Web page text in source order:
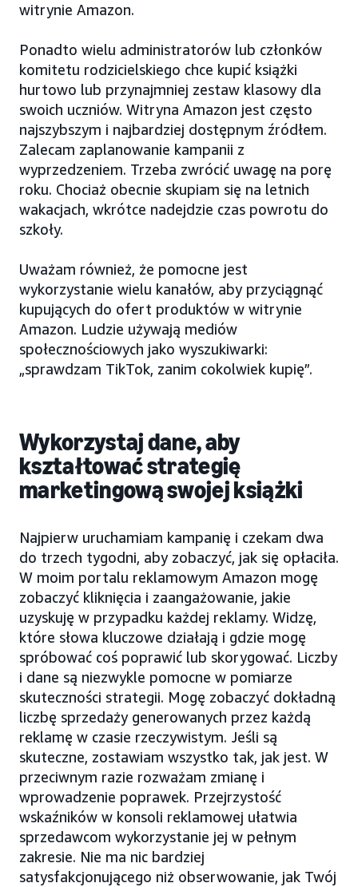
witrynie Amazon.
Ponadto wielu administratorów lub członków
komitetu rodzicielskiego chce kupić książki
hurtowo lub przynajmniej zestaw klasowy dla
swoich uczniów. Witryna Amazon jest często
najszybszym i najbardziej dostępnym źródłem.
Zalecam zaplanowanie kampanii z
wyprzedzeniem. Trzeba zwrócić uwagę na porę
roku. Chociaż obecnie skupiam się na letnich
wakacjach, wkrótce nadejdzie czas powrotu do
szkoły.
Uważam również, że pomocne jest
wykorzystanie wielu kanałów, aby przyciągnąć
kupujących do ofert produktów w witrynie
Amazon. Ludzie używają mediów
społecznościowych jako wyszukiwarki:
„sprawdzam TikTok, zanim cokolwiek kupię”.
Wykorzystaj dane, aby
kształtować strategię
marketingową swojej książki
Najpierw uruchamiam kampanię i czekam dwa
do trzech tygodni, aby zobaczyć, jak się opłaciła.
W moim portalu reklamowym Amazon mogę
zobaczyć kliknięcia i zaangażowanie, jakie
uzyskuję w przypadku każdej reklamy. Widzę,
które słowa kluczowe działają i gdzie mogę
spróbować coś poprawić lub skorygować. Liczby
i dane są niezwykle pomocne w pomiarze
skuteczności strategii. Mogę zobaczyć dokładną
liczbę sprzedaży generowanych przez każdą
reklamę w czasie rzeczywistym. Jeśli są
skuteczne, zostawiam wszystko tak, jak jest. W
przeciwnym razie rozważam zmianę i
wprowadzenie poprawek. Przejrzystość
wskaźników w konsoli reklamowej ułatwia
sprzedawcom wykorzystanie jej w pełnym
zakresie. Nie ma nic bardziej
satysfakcjonującego niż obserwowanie, jak Twój